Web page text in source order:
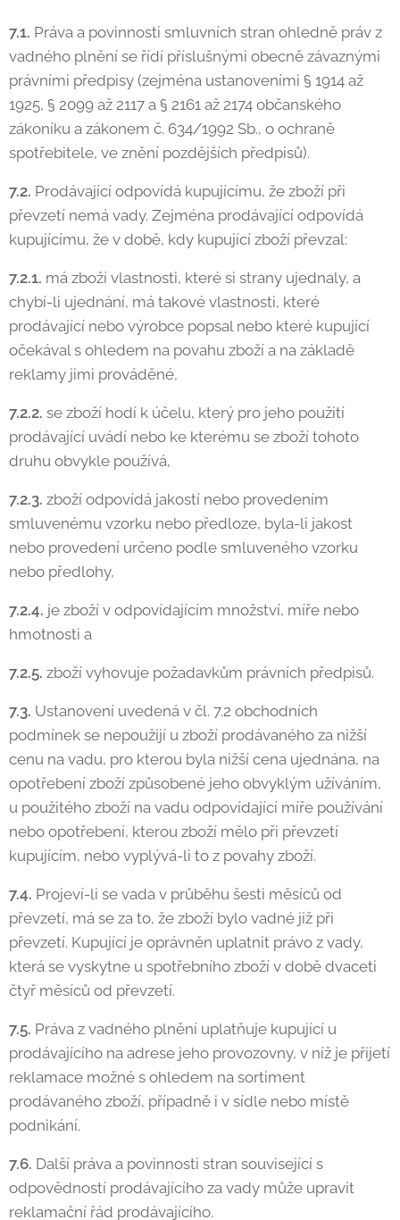
7.1. Práva a povinnosti smluvních stran ohledně práv z
vadného plnění se řídí příslušnými obecně závaznými
právními předpisy (zejména ustanoveními § 1914 až
1925, § 2099 až 2117 a § 2161 až 2174 občanského
zákoníku a zákonem č. 634/1992 Sb., o ochraně
spotřebitele, ve znění pozdějších předpisů).
7.2. Prodávající odpovídá kupujícímu, že zboží při
převzetí nemá vady. Zejména prodávající odpovídá
kupujícímu, že v době, kdy kupující zboží převzal:
7.2.1. má zboží vlastnosti, které si strany ujednaly, a
chybí-li ujednání, má takové vlastnosti, které
prodávající nebo výrobce popsal nebo které kupující
očekával s ohledem na povahu zboží a na základě
reklamy jimi prováděné,
7.2.2. se zboží hodí k účelu, který pro jeho použití
prodávající uvádí nebo ke kterému se zboží tohoto
druhu obvykle používá,
7.2.3. zboží odpovídá jakostí nebo provedením
smluvenému vzorku nebo předloze, byla-li jakost
nebo provedení určeno podle smluveného vzorku
nebo předlohy,
7.2.4. je zboží v odpovídajícím množství, míře nebo
hmotnosti a
7.2.5. zboží vyhovuje požadavkům právních předpisů.
7.3. Ustanovení uvedená v čl. 7.2 obchodních
podmínek se nepoužijí u zboží prodávaného za nižší
cenu na vadu, pro kterou byla nižší cena ujednána, na
opotřebení zboží způsobené jeho obvyklým užíváním,
u použitého zboží na vadu odpovídající míře používání
nebo opotřebení, kterou zboží mělo při převzetí
kupujícím, nebo vyplývá-li to z povahy zboží.
7.4. Projeví-li se vada v průběhu šesti měsíců od
převzetí, má se za to, že zboží bylo vadné již při
převzetí. Kupující je oprávněn uplatnit právo z vady,
která se vyskytne u spotřebního zboží v době dvaceti
čtyř měsíců od převzetí.
7.5. Práva z vadného plnění uplatňuje kupující u
prodávajícího na adrese jeho provozovny, v níž je přijetí
reklamace možné s ohledem na sortiment
prodávaného zboží, případně i v sídle nebo místě
podnikání.
7.6. Další práva a povinnosti stran související s
odpovědností prodávajícího za vady může upravit
reklamační řád prodávajícího.